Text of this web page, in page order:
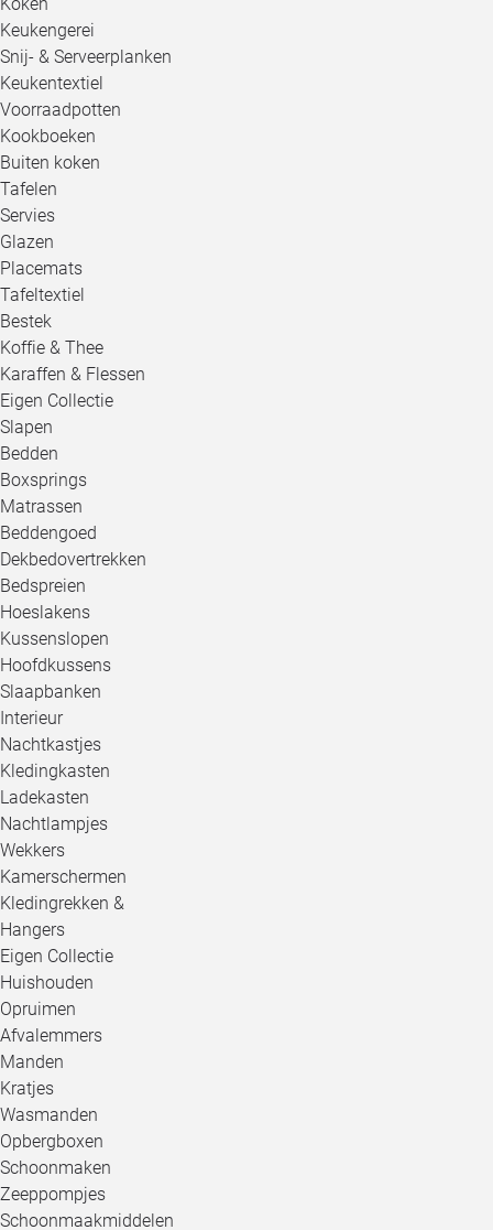
Keukengerei
Snij- & Serveerplanken
Keukentextiel
Voorraadpotten
Kookboeken
Buiten koken
Tafelen
Servies
Glazen
Placemats
Tafeltextiel
Bestek
Koffie & Thee
Karaffen & Flessen
Eigen Collectie
Slapen
Bedden
Boxsprings
Matrassen
Beddengoed
Dekbedovertrekken
Bedspreien
Hoeslakens
Kussenslopen
Hoofdkussens
Slaapbanken
Interieur
Nachtkastjes
Kledingkasten
Ladekasten
Nachtlampjes
Wekkers
Kamerschermen
Kledingrekken &
Hangers
Eigen Collectie
Huishouden
Opruimen
Afvalemmers
Manden
Kratjes
Wasmanden
Opbergboxen
Schoonmaken
Zeeppompjes
Schoonmaakmiddelen